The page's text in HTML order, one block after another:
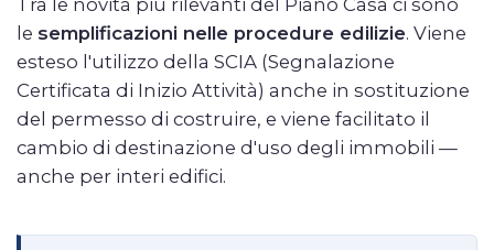
Tra le novità più rilevanti del Piano Casa ci sono
le semplificazioni nelle procedure edilizie. Viene
esteso l'utilizzo della SCIA (Segnalazione
Certificata di Inizio Attività) anche in sostituzione
del permesso di costruire, e viene facilitato il
cambio di destinazione d'uso degli immobili —
anche per interi edifici.